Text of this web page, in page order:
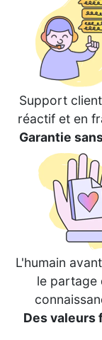
Support
réactif et en
Garantie
L'humain
le partage
Des valeurs